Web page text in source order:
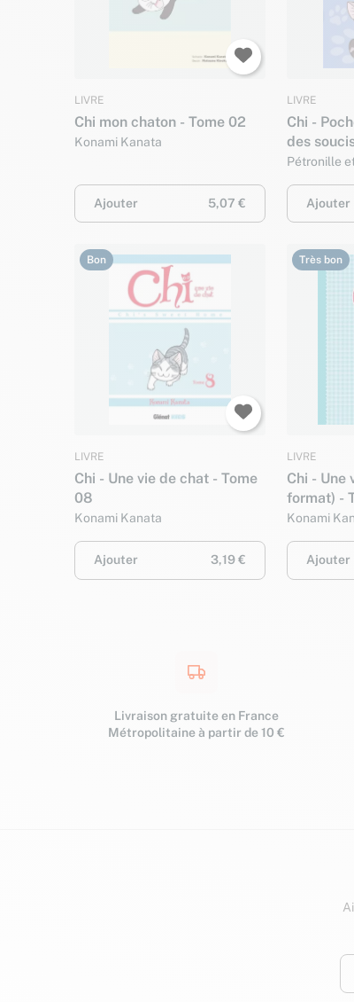
LIVRE
Chi mon chaton - Tome 02
Konami Kanata
Ajouter 5,07 €
LIVRE
Chi -
des
Pétronille
Ajouter
Bon
LIVRE
Chi - Une vie de chat - Tome
08
Konami Kanata
Ajouter 3,19 €
Très bon
LIVRE
Chi - Une
format) -
Konami
Ajouter
Livraison gratuite en France
Métropolitaine à partir de 10 €